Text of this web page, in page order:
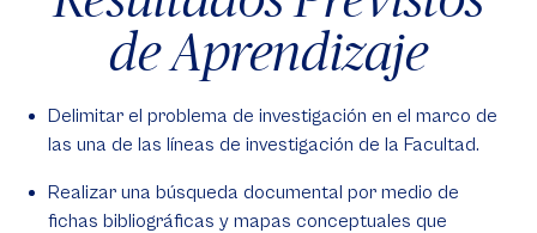
de Aprendizaje
Delimitar el problema de investigación en el marco de
las una de las líneas de investigación de la Facultad.
Realizar una búsqueda documental por medio de
fichas bibliográficas y mapas conceptuales que